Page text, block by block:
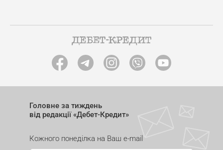
Головне за тиждень
від редакції «Дебет-Кредит»
Кожного понеділка на Ваш e-mail